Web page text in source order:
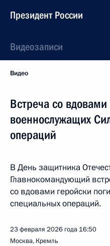
Президент России
Видеозаписи
Видео
Встреча со
военнослужащих
операций
В День защитника
Главнокомандующий
со вдовами геройски
специальных операций.
23 февраля 2026 года 16:50
Москва, Кремль